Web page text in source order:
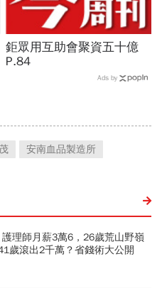
鉅眾用互助會聚資五十億
P.84
Ads by
安南血品製造所
理師月薪3萬6，26歲荒山野嶺
歲滾出2千萬？省錢術大公開